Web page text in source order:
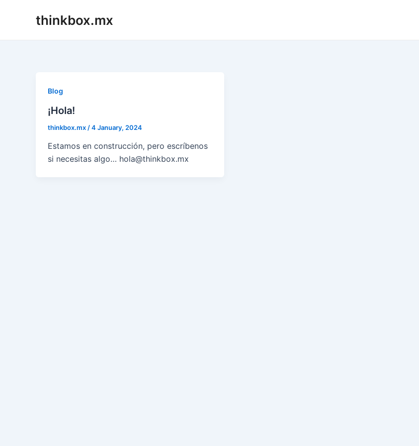
thinkbox.mx
Blog
¡Hola!
thinkbox.mx /4 January, 2024
Estamos en construcción, pero escríbenos
si necesitas algo… hola@thinkbox.mx